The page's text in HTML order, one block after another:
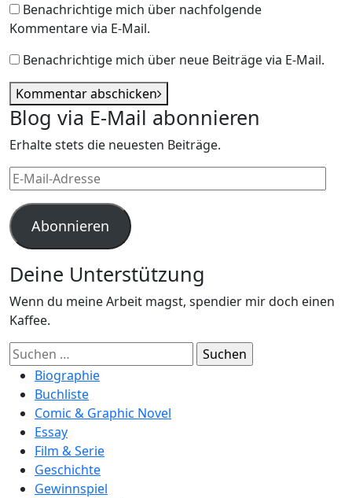
Benachrichtige mich über nachfolgende
Kommentare via E-Mail.
Benachrichtige mich über neue Beiträge via E-Mail.
Kommentar abschicken
Blog via E-Mail abonnieren
Erhalte stets die neuesten Beiträge.
E-
Mail-
Adresse
Abonnieren
Deine Unterstützung
Wenn du meine Arbeit magst, spendier mir doch einen
Kaffee.
Suchen
nach:Biographie
Buchliste
Comic & Graphic Novel
Essay
Film & Serie
Geschichte
Gewinnspiel